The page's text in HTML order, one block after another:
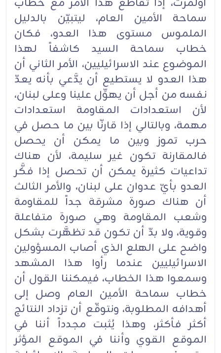
سماحة الأمين العام، ليتبيّن بالدليل
الملموس مستوى هذا العدو، فكان
خطاب سماحة السيد كاشفاً لهذا
الموضوع عند الاسرائيليين، الأمر الثاني أن
هذا العدو لا يستطيع أن يدَّعي بأنه يعدّ
نفسه من أجل أن يهوِّل علينا وعلى لبنان،
لأن استعدادات المقاومة استعدادات
مهمة، وبالتالي إذا قارنّا بين ما حصل في
حرب تموز وبين ما يمكن أن يحصل
فالمقارنة تكون غير سليمة، لأن هناك
تداعيات كثيرة يمكن أن تحصل إذا فكَّر
العدو بأيّ عدوان على لبنان، والأمر الثالث
أن هناك صورة مشرقة جداً للمقاومة
وشعب المقاومة وهي صورة متفاعلة
وقوية، ولا بدّ أن تكون قد تظهَّرت بشكل
واضح على الهلع الذي أصاب المسؤولين
الاسرائيليين عندما رأوا هذا المشهد
وسمعوا هذا الخطاب، فيمكننا القول أن
خطاب سماحة الأمين العام وصل إلى
أهدافه المطلوبة، ونتوقّع أن تزداد النتائج
أكثر فأكثر، وهذا يُثبت مجدداً أننا في
الموقع القوي وأننا في الموقع المؤثر